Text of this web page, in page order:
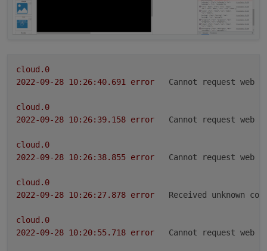
cloud.0
error Cannot request web
cloud.0
error Cannot request web
cloud.0
error Cannot request web
cloud.0
error Received unknown
cloud.0
error Cannot request web